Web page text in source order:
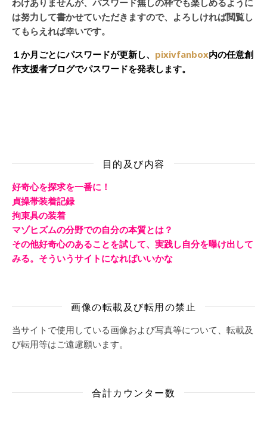
は努力して書かせていただきますので、よろしければ閲覧し
てもらえれば幸いです。
１か月ごとにパスワードが更新し、 pixivfanbox内の任意創
作支援者ブログでパスワードを発表します。
目的及び内容
好奇心を探求を一番に！
貞操帯装着記録
拘束具の装着
マゾヒズムの分野での自分の本質とは？
その他好奇心のあることを試して、実践し自分を曝け出して
みる。そういうサイトになればいいかな
画像の転載及び転用の禁止
当サイトで使用している画像および写真等について、転載及
び転用等はご遠慮願います。
合計カウンター数